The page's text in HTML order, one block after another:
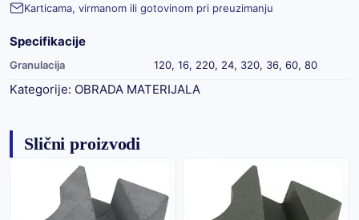
Karticama, virmanom ili gotovinom pri preuzimanju
Specifikacije
Granulacija 120, 16, 220, 24, 320, 36, 60, 80
Kategorije: OBRADA MATERIJALA
Slični proizvodi